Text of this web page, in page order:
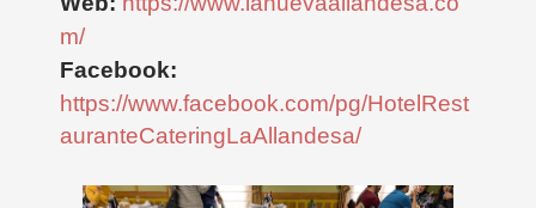
m/
Facebook:
https://www.facebook.com/pg/HotelRest
auranteCateringLaAllandesa/